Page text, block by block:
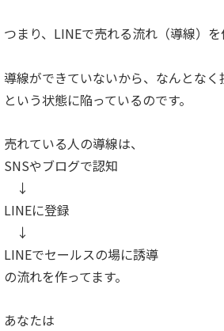
つまり、LINEで売れる流れ（導線）を
導線ができていないから、なんとな
という状態に陥っているのです。
売れている人の導線は、
SNSやブログで認知
↓
LINEに登録
↓
LINEでセールスの場に誘導
の流れを作ってます。
あなたは